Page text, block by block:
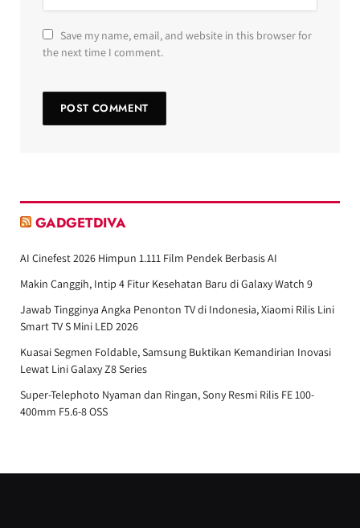
Save my name, email, and website in this browser for
the next time I comment.
GADGETDIVA
AI Cinefest 2026 Himpun 1.111 Film Pendek Berbasis AI
Makin Canggih, Intip 4 Fitur Kesehatan Baru di Galaxy Watch 9
Jawab Tingginya Angka Penonton TV di Indonesia, Xiaomi Rilis Lini
Smart TV S Mini LED 2026
Kuasai Segmen Foldable, Samsung Buktikan Kemandirian Inovasi
Lewat Lini Galaxy Z8 Series
Super-Telephoto Nyaman dan Ringan, Sony Resmi Rilis FE 100-
400mm F5.6-8 OSS